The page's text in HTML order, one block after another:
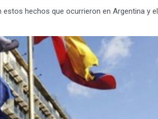
hechos que ocurrieron en Argentina y el